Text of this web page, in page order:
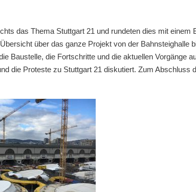
das Thema Stuttgart 21 und rundeten dies mit einem
über das ganze Projekt von der Bahnsteighalle
Baustelle, die Fortschritte und die aktuellen Vorgänge
die Proteste zu Stuttgart 21 diskutiert. Zum Abschluss